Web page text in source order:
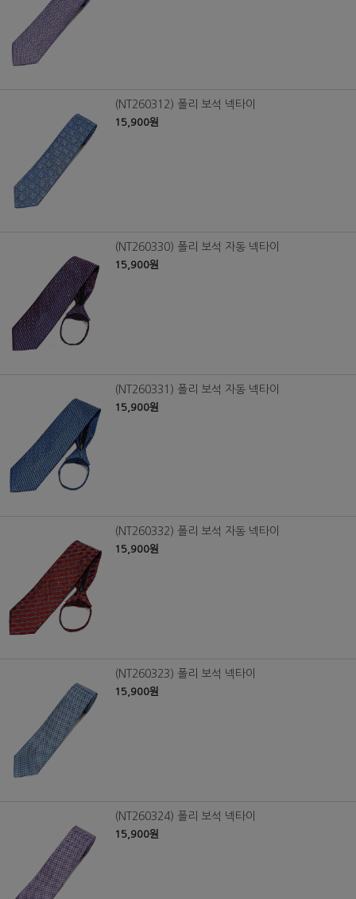
(NT260312) 폴리 보석 넥타이
15,900원
(NT260330) 폴리 보석 자동 넥타이
15,900원
(NT260331) 폴리 보석 자동 넥타이
15,900원
(NT260332) 폴리 보석 자동 넥타이
15,900원
(NT260323) 폴리 보석 넥타이
15,900원
(NT260324) 폴리 보석 넥타이
15,900원